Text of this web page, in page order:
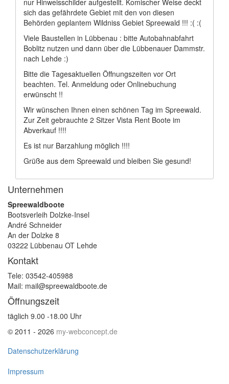
nur Hinweisschilder aufgestellt. Komischer Weise deckt
sich das gefährdete Gebiet mit den von diesen
Behörden geplantem Wildniss Gebiet Spreewald !!! :( :(
Viele Baustellen in Lübbenau : bitte Autobahnabfahrt
Boblitz nutzen und dann über die Lübbenauer Dammstr.
nach Lehde :)
Bitte die Tagesaktuellen Öffnungszeiten vor Ort
beachten. Tel. Anmeldung oder Onlinebuchung
erwünscht !!
Wir wünschen Ihnen einen schönen Tag im Spreewald.
Zur Zeit gebrauchte 2 Sitzer Vista Rent Boote im
Abverkauf !!!!
Es ist nur Barzahlung möglich !!!!
Grüße aus dem Spreewald und bleiben Sie gesund!
Unternehmen
Spreewaldboote
Bootsverleih Dolzke-Insel
André Schneider
An der Dolzke 8
03222 Lübbenau OT Lehde
Kontakt
Tele: 03542-405988
Mail: mail@spreewaldboote.de
Öffnungszeit
täglich 9.00 -18.00 Uhr
© 2011 - 2026 my-webconcept.de
Datenschutzerklärung
Impressum